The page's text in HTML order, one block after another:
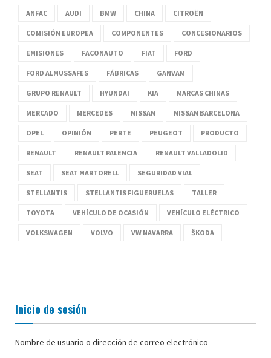
ANFAC AUDI BMW CHINA CITROËN
COMISIÓN EUROPEA COMPONENTES CONCESIONARIOS
EMISIONES FACONAUTO FIAT FORD
FORD ALMUSSAFES FÁBRICAS GANVAM
GRUPO RENAULT HYUNDAI KIA MARCAS CHINAS
MERCADO MERCEDES NISSAN NISSAN BARCELONA
OPEL OPINIÓN PERTE PEUGEOT PRODUCTO
RENAULT RENAULT PALENCIA RENAULT VALLADOLID
SEAT SEAT MARTORELL SEGURIDAD VIAL
STELLANTIS STELLANTIS FIGUERUELAS TALLER
TOYOTA VEHÍCULO DE OCASIÓN VEHÍCULO ELÉCTRICO
VOLKSWAGEN VOLVO VW NAVARRA ŠKODA
Inicio de sesión
Nombre de usuario o dirección de correo electrónico